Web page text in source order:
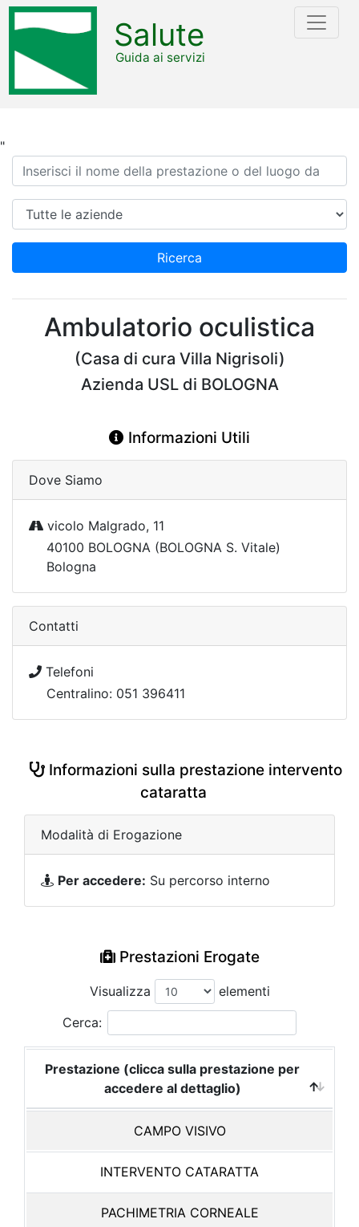
"
Salute
Guida ai servizi
Ricerca
Azienda
Ricerca
Ambulatorio oculistica
(Casa di cura Villa Nigrisoli)
Azienda USL di BOLOGNA
Informazioni Utili
Dove Siamo
vicolo Malgrado, 11
40100 BOLOGNA (BOLOGNA S. Vitale)
Bologna
Contatti
Telefoni
Centralino: 051 396411
Informazioni sulla prestazione intervento
cataratta
Modalità di Erogazione
Per accedere: Su percorso interno
Prestazioni Erogate
Visualizza
elementi
Cerca:
Prestazione (clicca sulla prestazione per
accedere al dettaglio)
CAMPO VISIVO
INTERVENTO CATARATTA
PACHIMETRIA CORNEALE